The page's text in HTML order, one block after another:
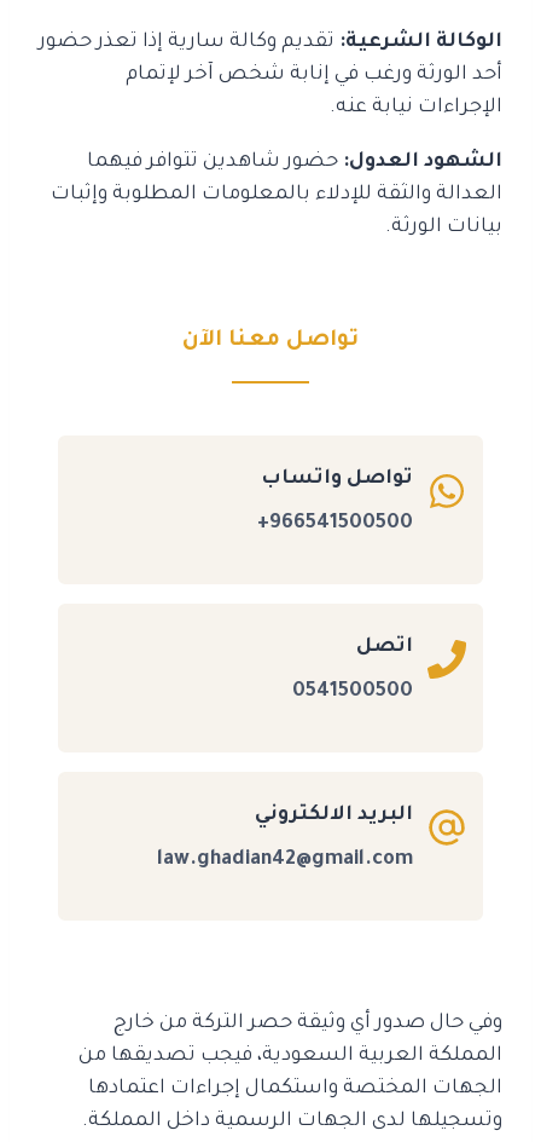
الوكالة الشرعية: تقديم وكالة سارية إذا تعذر حضور
أحد الورثة ورغب في إنابة شخص آخر لإتمام
الإجراءات نيابة عنه.
الشهود العدول: حضور شاهدين تتوافر فيهما
العدالة والثقة للإدلاء بالمعلومات المطلوبة وإثبات
بيانات الورثة.
تواصل معنا الآن
تواصل واتساب
966541500500+
اتصل
0541500500
البريد الالكتروني
law.ghadian42@gmail.com
وفي حال صدور أي وثيقة حصر التركة من خارج
المملكة العربية السعودية، فيجب تصديقها من
الجهات المختصة واستكمال إجراءات اعتمادها
وتسجيلها لدى الجهات الرسمية داخل المملكة.